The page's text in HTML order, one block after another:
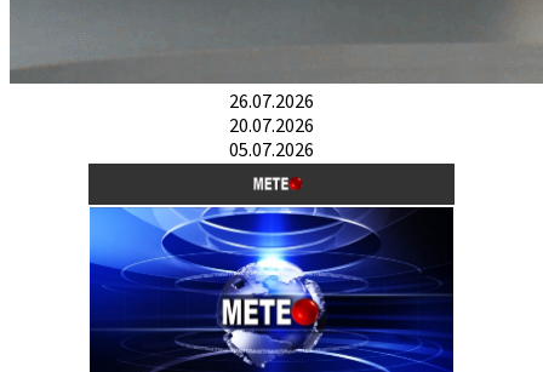
26.07.2026
20.07.2026
05.07.2026